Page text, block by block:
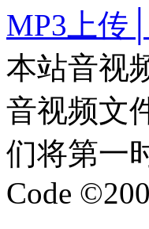
MP3上传
本站音视
音视频文
们将第一
Code